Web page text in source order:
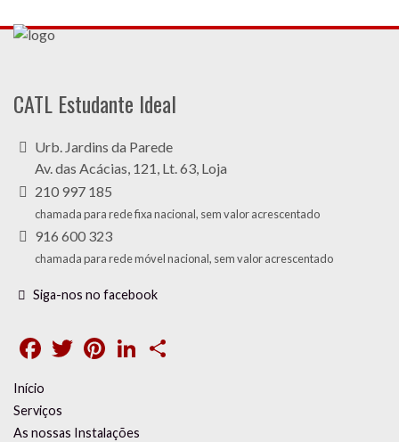
CATL Estudante Ideal
Urb. Jardins da Parede
Av. das Acácias, 121, Lt. 63, Loja
210 997 185
chamada para rede fixa nacional, sem valor acrescentado
916 600 323
chamada para rede móvel nacional, sem valor acrescentado
Siga-nos no facebook
FacebookTwitterPinterestLinkedIn
Início
Serviços
As nossas Instalações